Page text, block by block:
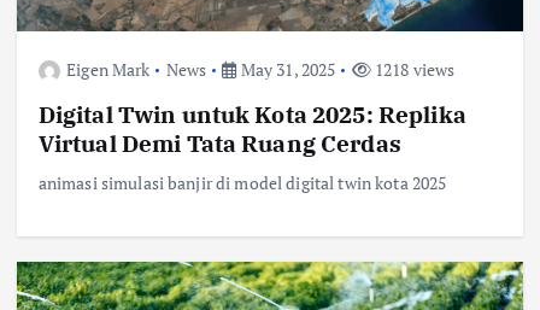
Eigen Mark News May 31, 2025 1218 views
Digital Twin untuk Kota 2025: Replika
Virtual Demi Tata Ruang Cerdas
animasi simulasi banjir di model digital twin kota 2025